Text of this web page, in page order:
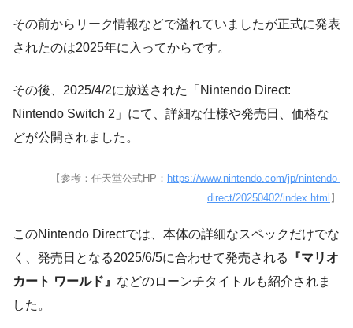
その前からリーク情報などで溢れていましたが正式に発表
されたのは2025年に入ってからです。
その後、2025/4/2に放送された「Nintendo Direct:
Nintendo Switch 2」にて、詳細な仕様や発売日、価格な
どが公開されました。
【参考：任天堂公式HP： https://www.nintendo.com/jp/nintendo-
direct/20250402/index.html 】
このNintendo Directでは、本体の詳細なスペックだけでな
く、発売日となる2025/6/5に合わせて発売される
『マリオ
カート ワールド』 などのローンチタイトルも紹介されま
した。